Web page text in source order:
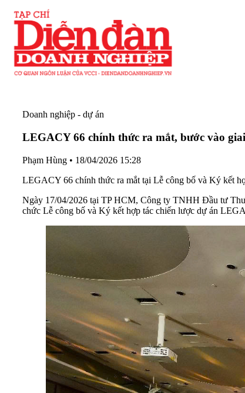
Doanh nghiệp - dự án
LEGACY 66 chính thức ra mắt, bước vào
Phạm Hùng • 18/04/2026 15:28
LEGACY 66 chính thức ra mắt tại Lễ công bố và Ký kết
Ngày 17/04/2026 tại TP HCM, Công ty TNHH Đầu tư
chức Lễ công bố và Ký kết hợp tác chiến lược dự án